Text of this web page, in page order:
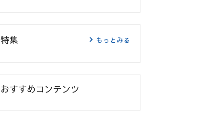
特集 もっとみる
おすすめコンテンツ